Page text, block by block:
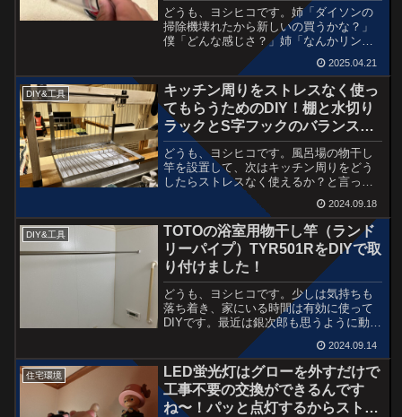
どうも、ヨシヒコです。姉「ダイソンの
掃除機壊れたから新しいの買うかな？」
僕「どんな感じさ？」姉「なんかリング
が割れてダストボックスの中で動いて
る」僕「直して使えるんじゃないの？」
姉「いや新しいの買うわ。いる？」僕
「直して使うわ〜」というわけ...
2025.04.21
DIY&工具
キッチン周りをストレスなく使っ
てもらうためのDIY！棚と水切り
ラックとS字フックのバランスか
な？
どうも、ヨシヒコです。風呂場の物干し
竿を設置して、次はキッチン周りをどう
したらストレスなく使えるか？と言って
も自分のストレスというよりは、相方が
少しでも楽に使える環境。毎日使うのに
スペースの関係で朝と夕方に戸棚などに
戻すという・・・で、また...
2024.09.18
DIY&工具
TOTOの浴室用物干し竿（ランド
リーパイプ）TYR501RをDIYで取
り付けました！
どうも、ヨシヒコです。少しは気持ちも
落ち着き、家にいる時間は有効に使って
DIYです。最近は銀次郎も思うように動け
なくなり、介護状態で過ごしてます。ほ
とんど相方が面倒を見てくれるので、本
当に助かっています。僕にできることと
言えば、少しでも快適...
2024.09.14
住宅環境
LED蛍光灯はグローを外すだけで
工事不要の交換ができるんです
ね〜！パッと点灯するからストレ